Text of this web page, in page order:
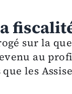
sur la
au
les